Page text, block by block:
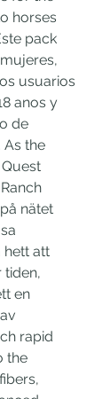
horses
pack
usuarios
anos y
de
the
nätet
hett att
tiden,
en
rapid
the